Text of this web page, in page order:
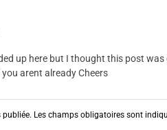
up here but I thought this post
arent already Cheers
publiée. Les champs obligatoires sont